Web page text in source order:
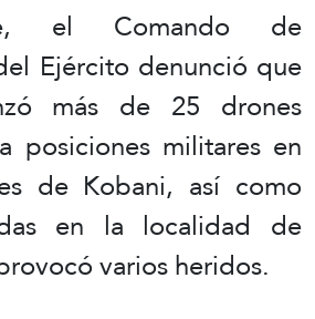
el Comando de
Ejército denunció que
más de 25 drones
posiciones militares en
de Kobani, así como
en la localidad de
varios heridos.